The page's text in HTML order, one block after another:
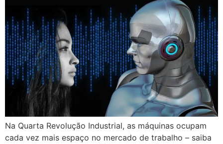
Na Quarta Revolução Industrial, as máquinas ocupam
cada vez mais espaço no mercado de trabalho – saiba